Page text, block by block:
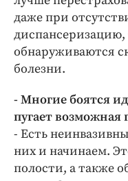
даже при
диспансеризацию,
обнаруживаются
болезни.
- Многие боятся
пугает возможная
- Есть
них и начинаем.
полости, а также